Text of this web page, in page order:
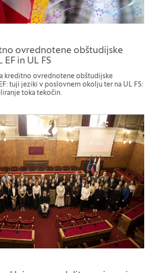
ovrednotene obštudijske
in UL FS
kreditno ovrednotene obštudijske
tuji jeziki v poslovnem okolju ter na UL FS:
toka tekočin.